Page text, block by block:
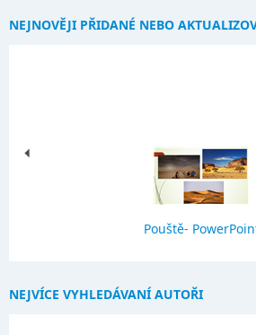
NEJNOVĚJI PŘIDANÉ NEBO
Pouště-
NEJVÍCE VYHLEDÁVANÍ AUTOŘI